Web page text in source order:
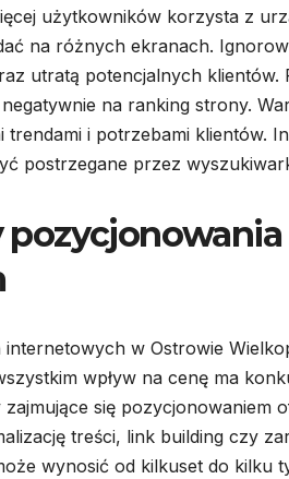
użytkowników korzysta z
na różnych ekranach.
utratą potencjalnych
negatywnie na ranking strony.
trendami i potrzebami klientów.
postrzegane przez
w Ostrowie
wpływ na cenę ma
się pozycjonowaniem
treści, link building czy
wynosić od kilkuset do kilku